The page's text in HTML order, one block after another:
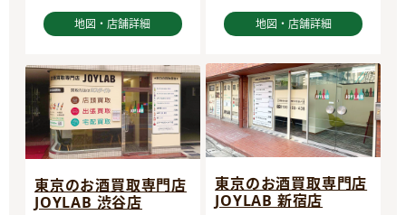
地図・店舗詳細 地図・店舗詳細
東京のお酒買取専門店
JOYLAB 渋谷店
東京のお酒買取専門店
JOYLAB 新宿店